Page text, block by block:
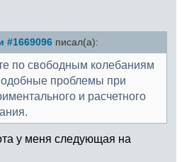
#1669096 писал(а):
по свободным колебаниям
проблемы при
и расчетного
у меня следующая на